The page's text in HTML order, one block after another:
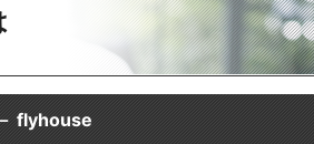
flyhouse